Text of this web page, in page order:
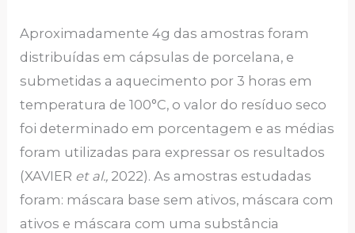
Aproximadamente 4g das amostras foram
distribuídas em cápsulas de porcelana, e
submetidas a aquecimento por 3 horas em
temperatura de 100°C, o valor do resíduo seco
foi determinado em porcentagem e as médias
foram utilizadas para expressar os resultados
(XAVIER et al., 2022). As amostras estudadas
foram: máscara base sem ativos, máscara com
ativos e máscara com uma substância